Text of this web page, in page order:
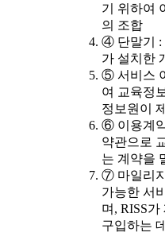
기 위하여
의 조합
④ 단말기 :
가 설치한
⑤ 서비스
여 교육정
정보원이
⑥ 이용계
약관으로
는 계약을
⑦ 마일리
가능한 서
며, RISS
구입하는